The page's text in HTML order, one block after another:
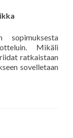
sopimuksesta
Mikäli
ratkaistaan
sovelletaan